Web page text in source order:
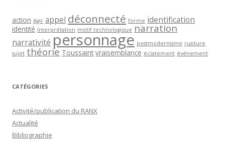
action Agir appel déconnecté forme identification
identité Interprétation motif technologique narration
narrativité personnage postmodernisme rupture
sujet théorie Toussaint vraisemblance éclatement événement
CATÉGORIES
Activité/publication du RANX
Actualité
Bibliographie